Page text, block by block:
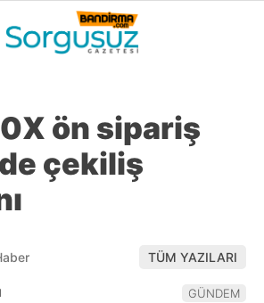
31.9
BALIKESIR
VİDEO YAZARLAR
ön sipariş
çekiliş
TÜM YAZILARI
GÜNDEM